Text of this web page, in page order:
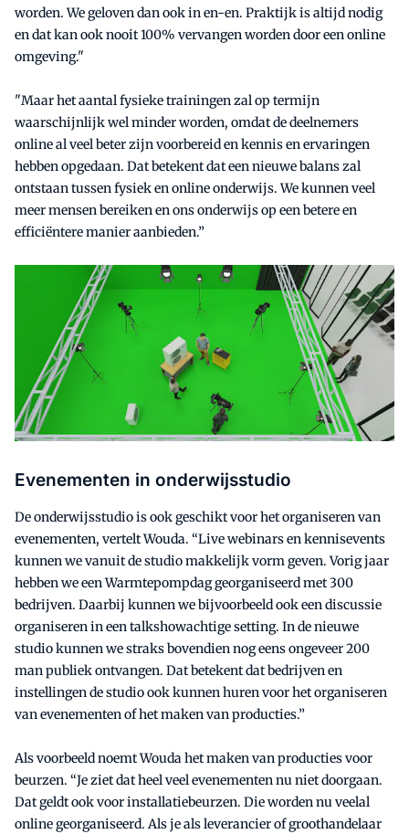
worden. We geloven dan ook in en-en. Praktijk is altijd nodig
en dat kan ook nooit 100% vervangen worden door een online
omgeving."
"Maar het aantal fysieke trainingen zal op termijn
waarschijnlijk wel minder worden, omdat de deelnemers
online al veel beter zijn voorbereid en kennis en ervaringen
hebben opgedaan. Dat betekent dat een nieuwe balans zal
ontstaan tussen fysiek en online onderwijs. We kunnen veel
meer mensen bereiken en ons onderwijs op een betere en
efficiëntere manier aanbieden.”
Evenementen in onderwijsstudio
De onderwijsstudio is ook geschikt voor het organiseren van
evenementen, vertelt Wouda. “Live webinars en kennisevents
kunnen we vanuit de studio makkelijk vorm geven. Vorig jaar
hebben we een Warmtepompdag georganiseerd met 300
bedrijven. Daarbij kunnen we bijvoorbeeld ook een discussie
organiseren in een talkshowachtige setting. In de nieuwe
studio kunnen we straks bovendien nog eens ongeveer 200
man publiek ontvangen. Dat betekent dat bedrijven en
instellingen de studio ook kunnen huren voor het organiseren
van evenementen of het maken van producties.”
Als voorbeeld noemt Wouda het maken van producties voor
beurzen. “Je ziet dat heel veel evenementen nu niet doorgaan.
Dat geldt ook voor installatiebeurzen. Die worden nu veelal
online georganiseerd. Als je als leverancier of groothandelaar